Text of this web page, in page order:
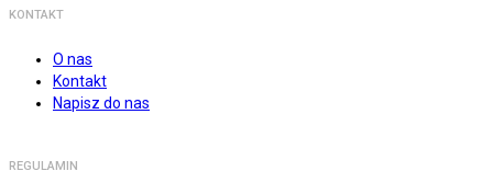
KONTAKT
O nas
Kontakt
Napisz do nas
REGULAMIN